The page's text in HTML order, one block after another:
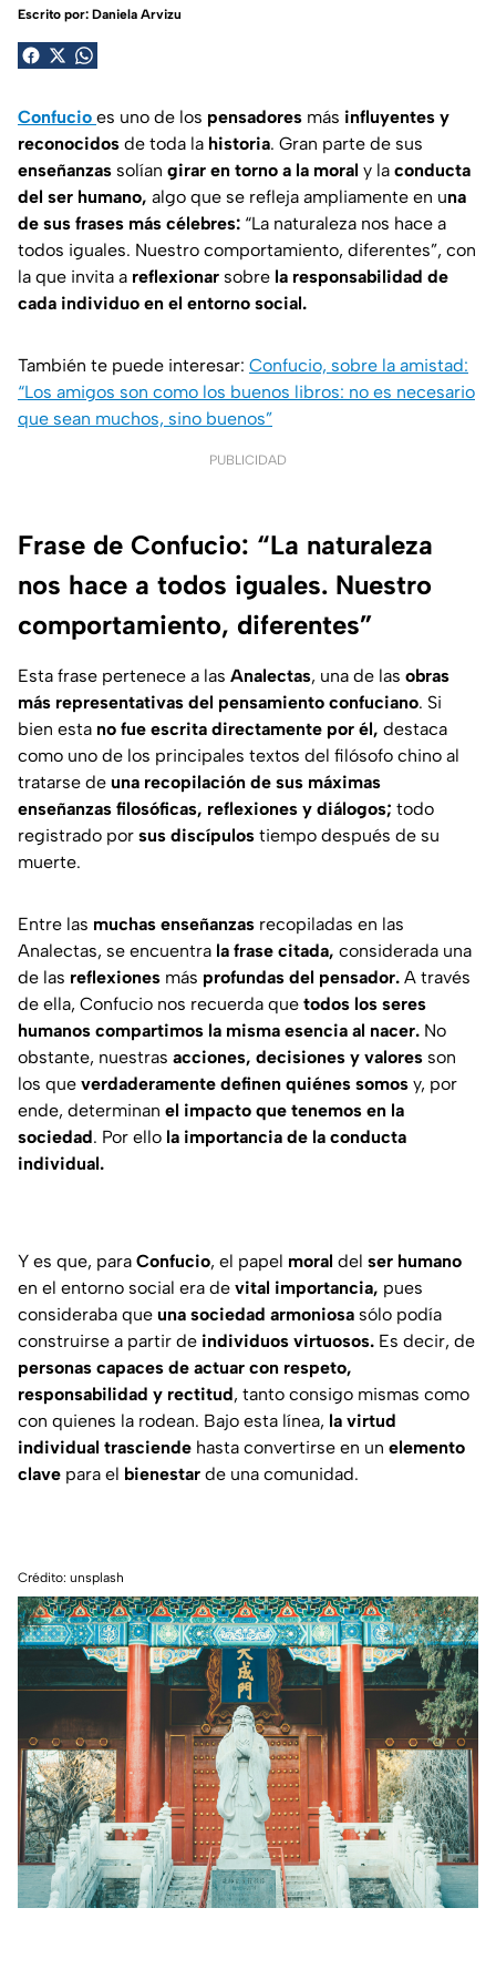
Escrito por: Daniela Arvizu
Confucio es uno de los pensadores más influyentes y
reconocidos de toda la historia. Gran parte de sus
enseñanzas solían girar en torno a la moral y la conducta
del ser humano, algo que se refleja ampliamente en una
de sus frases más célebres: “La naturaleza nos hace a
todos iguales. Nuestro comportamiento, diferentes”, con
la que invita a reflexionar sobre la responsabilidad de
cada individuo en el entorno social.
También te puede interesar: Confucio, sobre la amistad:
“Los amigos son como los buenos libros: no es necesario
que sean muchos, sino buenos”
PUBLICIDAD
Frase de Confucio: “La naturaleza
nos hace a todos iguales. Nuestro
comportamiento, diferentes”
Esta frase pertenece a las Analectas, una de las obras
más representativas del pensamiento confuciano. Si
bien esta no fue escrita directamente por él, destaca
como uno de los principales textos del filósofo chino al
tratarse de una recopilación de sus máximas
enseñanzas filosóficas, reflexiones y diálogos; todo
registrado por sus discípulos tiempo después de su
muerte.
Entre las muchas enseñanzas recopiladas en las
Analectas, se encuentra la frase citada, considerada una
de las reflexiones más profundas del pensador. A través
de ella, Confucio nos recuerda que todos los seres
humanos compartimos la misma esencia al nacer. No
obstante, nuestras acciones, decisiones y valores son
los que verdaderamente definen quiénes somos y, por
ende, determinan el impacto que tenemos en la
sociedad. Por ello la importancia de la conducta
individual.
Y es que, para Confucio, el papel moral del ser humano
en el entorno social era de vital importancia, pues
consideraba que una sociedad armoniosa sólo podía
construirse a partir de individuos virtuosos. Es decir, de
personas capaces de actuar con respeto,
responsabilidad y rectitud, tanto consigo mismas como
con quienes la rodean. Bajo esta línea, la virtud
individual trasciende hasta convertirse en un elemento
clave para el bienestar de una comunidad.
Crédito: unsplash